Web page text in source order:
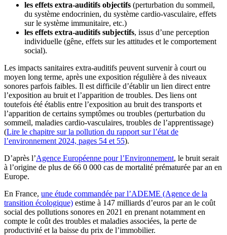
les effets extra-auditifs objectifs (perturbation du sommeil,
du système endocrinien, du système cardio-vasculaire, effets
sur le système immunitaire, etc.)
les effets extra-auditifs subjectifs, issus d’une perception
individuelle (gêne, effets sur les attitudes et le comportement
social).
Les impacts sanitaires extra-auditifs peuvent survenir à court ou
moyen long terme, après une exposition régulière à des niveaux
sonores parfois faibles. Il est difficile d’établir un lien direct entre
l’exposition au bruit et l’apparition de troubles. Des liens ont
toutefois été établis entre l’exposition au bruit des transports et
l’apparition de certains symptômes ou troubles (perturbation du
sommeil, maladies cardio-vasculaires, troubles de l’apprentissage)
(Lire le chapitre sur la pollution du rapport sur l’état de
l’environnement 2024, pages 54 et 55).
D’après l’Agence Européenne pour l’Environnement, le bruit serait
à l’origine de plus de 66 0 000 cas de mortalité prématurée par an en
Europe.
En France, une étude commandée par l’ADEME (Agence de la
transition écologique) estime à 147 milliards d’euros par an le coût
social des pollutions sonores en 2021 en prenant notamment en
compte le coût des troubles et maladies associées, la perte de
productivité et la baisse du prix de l’immobilier.